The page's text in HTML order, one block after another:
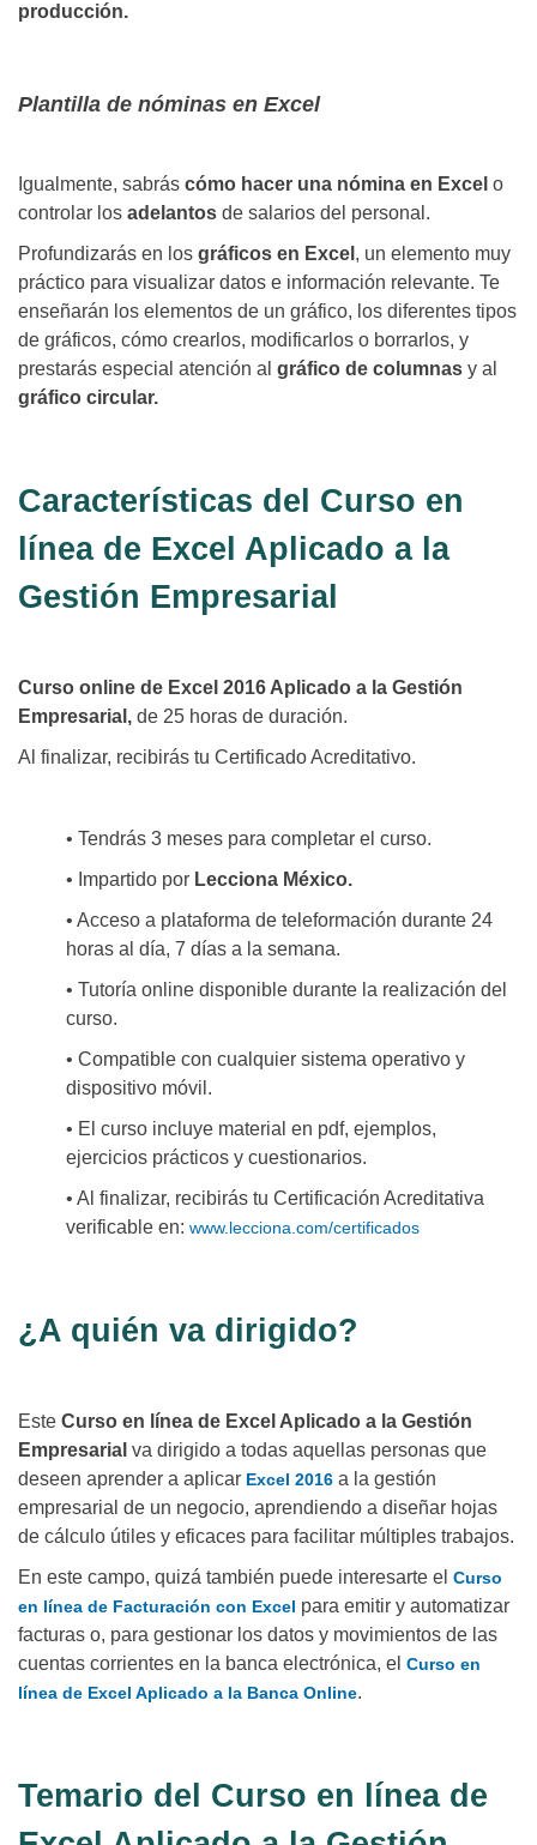
producción.
Plantilla de nóminas en Excel
Igualmente, sabrás cómo hacer una nómina en Excel o
controlar los adelantos de salarios del personal.
Profundizarás en los gráficos en Excel , un elemento muy
práctico para visualizar datos e información relevante. Te
enseñarán los elementos de un gráfico, los diferentes tipos
de gráficos, cómo crearlos, modificarlos o borrarlos, y
prestarás especial atención al gráfico de columnas y al
gráfico circular.
Características del Curso en
línea de Excel Aplicado a la
Gestión Empresarial
Curso online de Excel 2016 Aplicado a la Gestión
Empresarial, de 25 horas de duración.
Al finalizar, recibirás tu Certificado Acreditativo.
• Tendrás 3 meses para completar el curso.
• Impartido por Lecciona México.
• Acceso a plataforma de teleformación durante 24
horas al día, 7 días a la semana.
• Tutoría online disponible durante la realización del
curso.
• Compatible con cualquier sistema operativo y
dispositivo móvil.
• El curso incluye material en pdf, ejemplos,
ejercicios prácticos y cuestionarios.
• Al finalizar, recibirás tu Certificación Acreditativa
verificable en: www.lecciona.com/certificados
¿A quién va dirigido?
Este Curso en línea de Excel Aplicado a la Gestión
Empresarial va dirigido a todas aquellas personas que
deseen aprender a aplicar Excel 2016 a la gestión
empresarial de un negocio, aprendiendo a diseñar hojas
de cálculo útiles y eficaces para facilitar múltiples trabajos.
En este campo, quizá también puede interesarte el Curso
en línea de Facturación con Excel para emitir y automatizar
facturas o, para gestionar los datos y movimientos de las
cuentas corrientes en la banca electrónica, el Curso en
línea de Excel Aplicado a la Banca Online.
Temario del Curso en línea de